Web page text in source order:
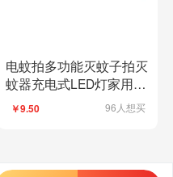
电蚊拍多功能灭蚊子拍灭
蚊器充电式LED灯家用苍
蝇拍
￥9.50 96人想买